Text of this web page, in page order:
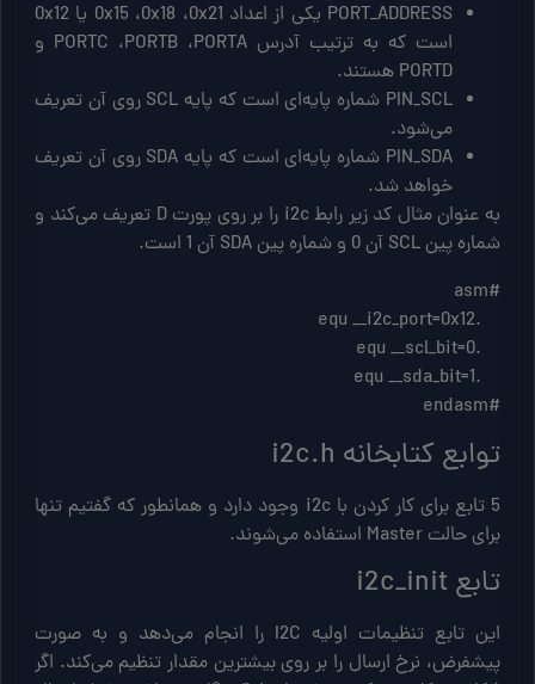
PORT_ADDRESS یکی از اعداد 0x15 ،0x18 ،0x21 یا 0x12
است که به ترتیب آدرس PORTC ،PORTB ،PORTA و
PORTD هستند.
PIN_SCL شماره پایه‌ای است که پایه SCL روی آن تعریف
می‌شود.
PIN_SDA شماره پایه‌ای است که پایه SDA روی آن تعریف
خواهد شد.
به عنوان مثال کد زیر رابط i2c را بر روی پورت D تعریف می‌کند و
شماره پین SCL آن 0 و شماره پین SDA آن 1 است.
#endasm
توابع کتابخانه i2c.h
5 تابع برای کار کردن با i2c وجود دارد و همانطور که گفتیم تنها
برای حالت Master استفاده می‌شوند.
تابع i2c_init
این تابع تنظیمات اولیه I2C را انجام می‌دهد و به صورت
پیشفرض، نرخ ارسال را بر روی بیشترین مقدار تنظیم می‌کند. اگر